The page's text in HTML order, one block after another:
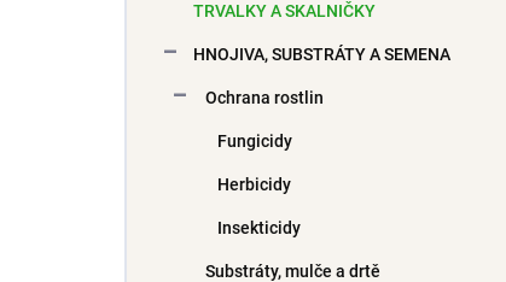
TRVALKY A SKALNIČKY
HNOJIVA, SUBSTRÁTY A SEMENA
Ochrana rostlin
Fungicidy
Herbicidy
Insekticidy
Substráty, mulče a drtě